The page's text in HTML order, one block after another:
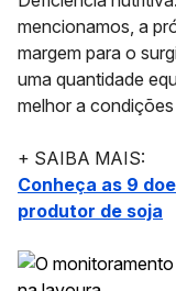
mencionamos, a
margem para o
uma quantidade
melhor a
+ SAIBA MAIS:
Conheça as 9
produtor de soja